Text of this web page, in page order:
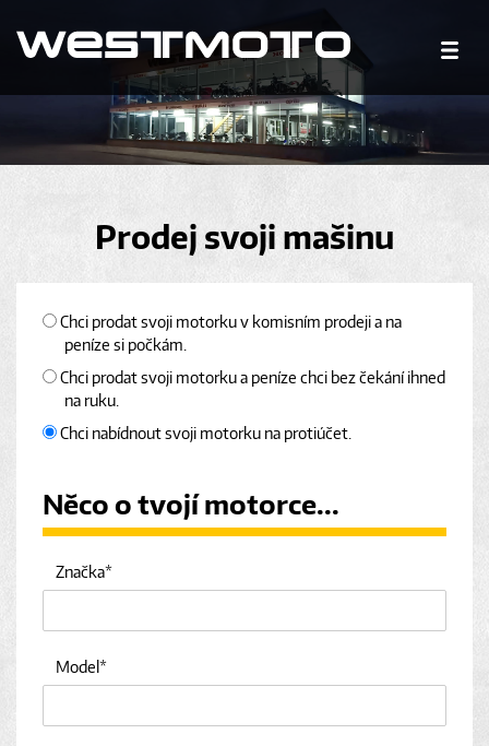
Prodej svoji mašinu
Chci prodat svoji motorku v komisním prodeji a na
peníze si počkám.
Chci prodat svoji motorku a peníze chci bez čekání ihned
na ruku.
Chci nabídnout svoji motorku na protiúčet.
Něco o tvojí motorce...
Značka
Model